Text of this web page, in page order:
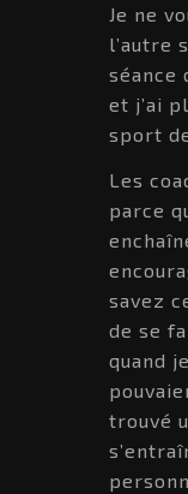
Je ne
l’autre
séance
et j’ai
sport
Les
parce
savez
de se
quand
trouvé